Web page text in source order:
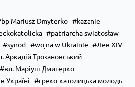
bp Mariusz Dmyterko
kazanie
patriarcha swiatosław
synod wojna w Ukrainie
Лев XIV
Аркадій Трохановський
вл. Маріуш Дмитерко
Україні
греко-католицька молодь